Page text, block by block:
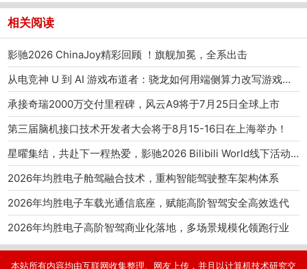
相关阅读
影驰2026 ChinaJoy精彩回顾 ！旗舰加冕，全系出击
从电竞神 U 到 AI 游戏布道者：骁龙如何用端侧算力改写游戏产业范式
承接奇瑞2000万交付里程碑，风云A9将于7月25日全球上市
第三届脑机接口技术开发者大会将于8月15-16日在上海举办！
星曜集结，共赴下一程热爱，影驰2026 Bilibili World线下活动圆满结束
2026年均胜电子舱驾融合技术，重构智能驾驶整车架构体系
2026年均胜电子车载光通信底座，赋能高阶智驾安全高效迭代
2026年均胜电子高阶智驾商业化落地，多场景规模化领跑行业
本站所有内容均由互联网收集整理、网友上传，并且以计算机技术研究交